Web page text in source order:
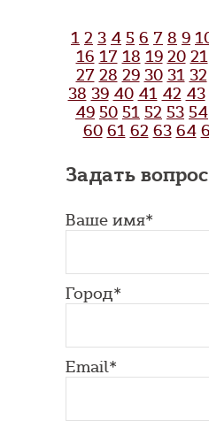
1 2 3 4 5 6 7 8 9
16 17 18 19 20 21
27 28 29 30 31 32
38 39 40 41 42 43
49 50 51 52 53 54
60 61 62 63 64
Задать
Ваше имя*
Город*
Email*